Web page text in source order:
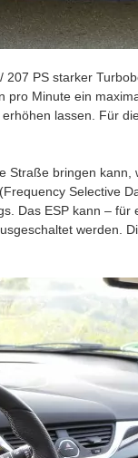
PS starker
Minute ein
lassen. Für
Straße bringen
Selective
Das ESP kann –
werden.